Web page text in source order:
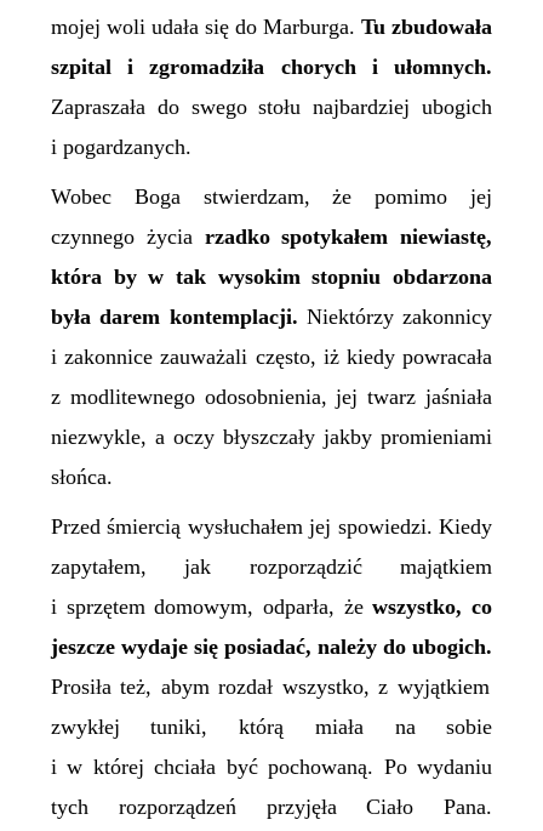
mojej woli udała się do Marburga.Tu zbudowała
szpital i zgromadziła chorych i ułomnych.
Zapraszała do swego stołu najbardziej ubogich
i pogardzanych.
Wobec Boga stwierdzam, że pomimo jej
czynnego życia rzadko spotykałem niewiastę,
która by w tak wysokim stopniu obdarzona
była darem kontemplacji. Niektórzy zakonnicy
i zakonnice zauważali często, iż kiedy powracała
z modlitewnego odosobnienia, jej twarz jaśniała
niezwykle, a oczy błyszczały jakby promieniami
słońca.
Przed śmiercią wysłuchałem jej spowiedzi. Kiedy
zapytałem, jak rozporządzić majątkiem
i sprzętem domowym, odparła, żewszystko, co
jeszcze wydaje się posiadać, należy do ubogich.
Prosiła też, abym rozdał wszystko, z wyjątkiem
zwykłej tuniki, którą miała na sobie
i w której chciała być pochowaną. Po wydaniu
tych rozporządzeń przyjęła Ciało Pana.